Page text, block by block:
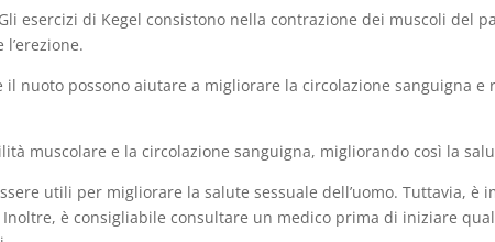
esercizi di Kegel consistono nella contrazione dei muscoli del
nuoto possono aiutare a migliorare la circolazione sanguigna
muscolare e la circolazione sanguigna, migliorando così la
utili per migliorare la salute sessuale dell’uomo. Tuttavia, è
è consigliabile consultare un medico prima di iniziare